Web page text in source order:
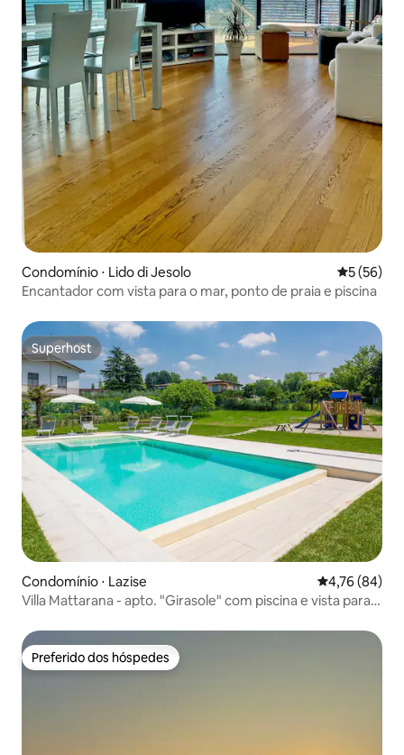
Condomínio ⋅ Lido di Jesolo 5 de uma
5 (56)
Encantador com vista para o mar, ponto de praia e piscina
Superhost
Superhost
Condomínio ⋅ Lazise 4,76 de uma
4,76 (84)
Villa Mattarana - apto. "Girasole" com piscina e vista para o
Preferido dos hóspedes
Preferido dos hóspedes